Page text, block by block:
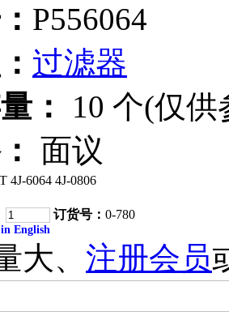
P556064
过滤器
：
10 个(仅供
面议
4J-6064 4J-0806
订货号： 0-780
English
大、 注册会员